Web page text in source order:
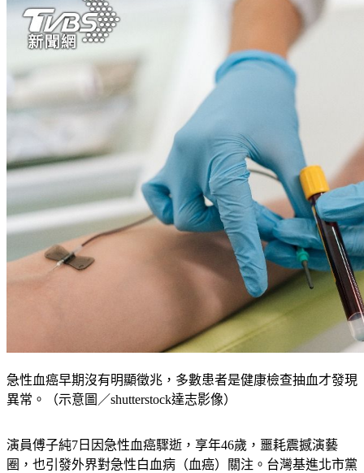
急性血癌早期沒有明顯徵兆，多數患者是健康檢查抽血才發現
異常。（示意圖／shutterstock達志影像）
演員傅子純7日因急性血癌驟逝，享年46歲，噩耗震撼演藝
圈，也引發外界對急性白血病（血癌）關注。台灣基進北市黨